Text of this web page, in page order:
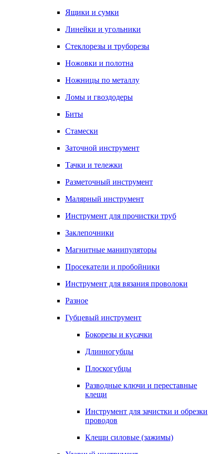
Ящики и сумки
Линейки и угольники
Стеклорезы и труборезы
Ножовки и полотна
Ножницы по металлу
Ломы и гвоздодеры
Биты
Стамески
Заточной инструмент
Тачки и тележки
Разметочный инструмент
Малярный инструмент
Инструмент для прочистки труб
Заклепочники
Магнитные манипуляторы
Просекатели и пробойники
Инструмент для вязания проволоки
Разное
Губцевый инструмент
Бокорезы и кусачки
Длинногубцы
Плоскогубцы
Разводные ключи и переставные
клещи
Инструмент для зачистки и обрезки
проводов
Клещи силовые (зажимы)